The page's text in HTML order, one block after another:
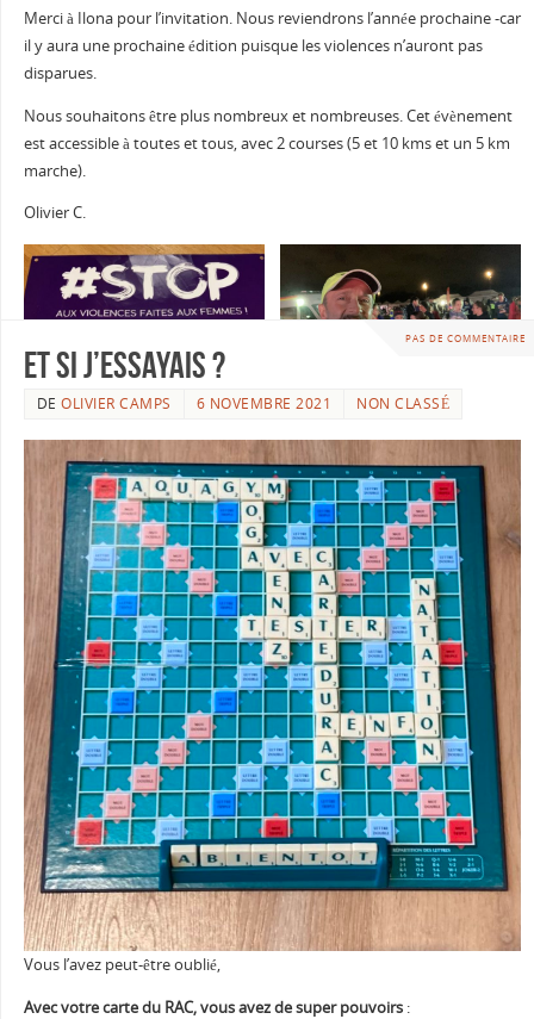
Merci à Ilona pour l’invitation. Nous reviendrons l’année prochaine -car
il y aura une prochaine édition puisque les violences n’auront pas
disparues.
Nous souhaitons être plus nombreux et nombreuses. Cet évènement
est accessible à toutes et tous, avec 2 courses (5 et 10 kms et un 5 km
marche).
Olivier C.
# S T O P
PAS DE COMMENTAIRE
Et si j’essayais ?
DEOLIVIER CAMPS 6 NOVEMBRE 2021 NON CLASSÉ
Vous l’avez peut-être oublié,
Avec votre carte du RAC, vous avez de super pouvoirs :